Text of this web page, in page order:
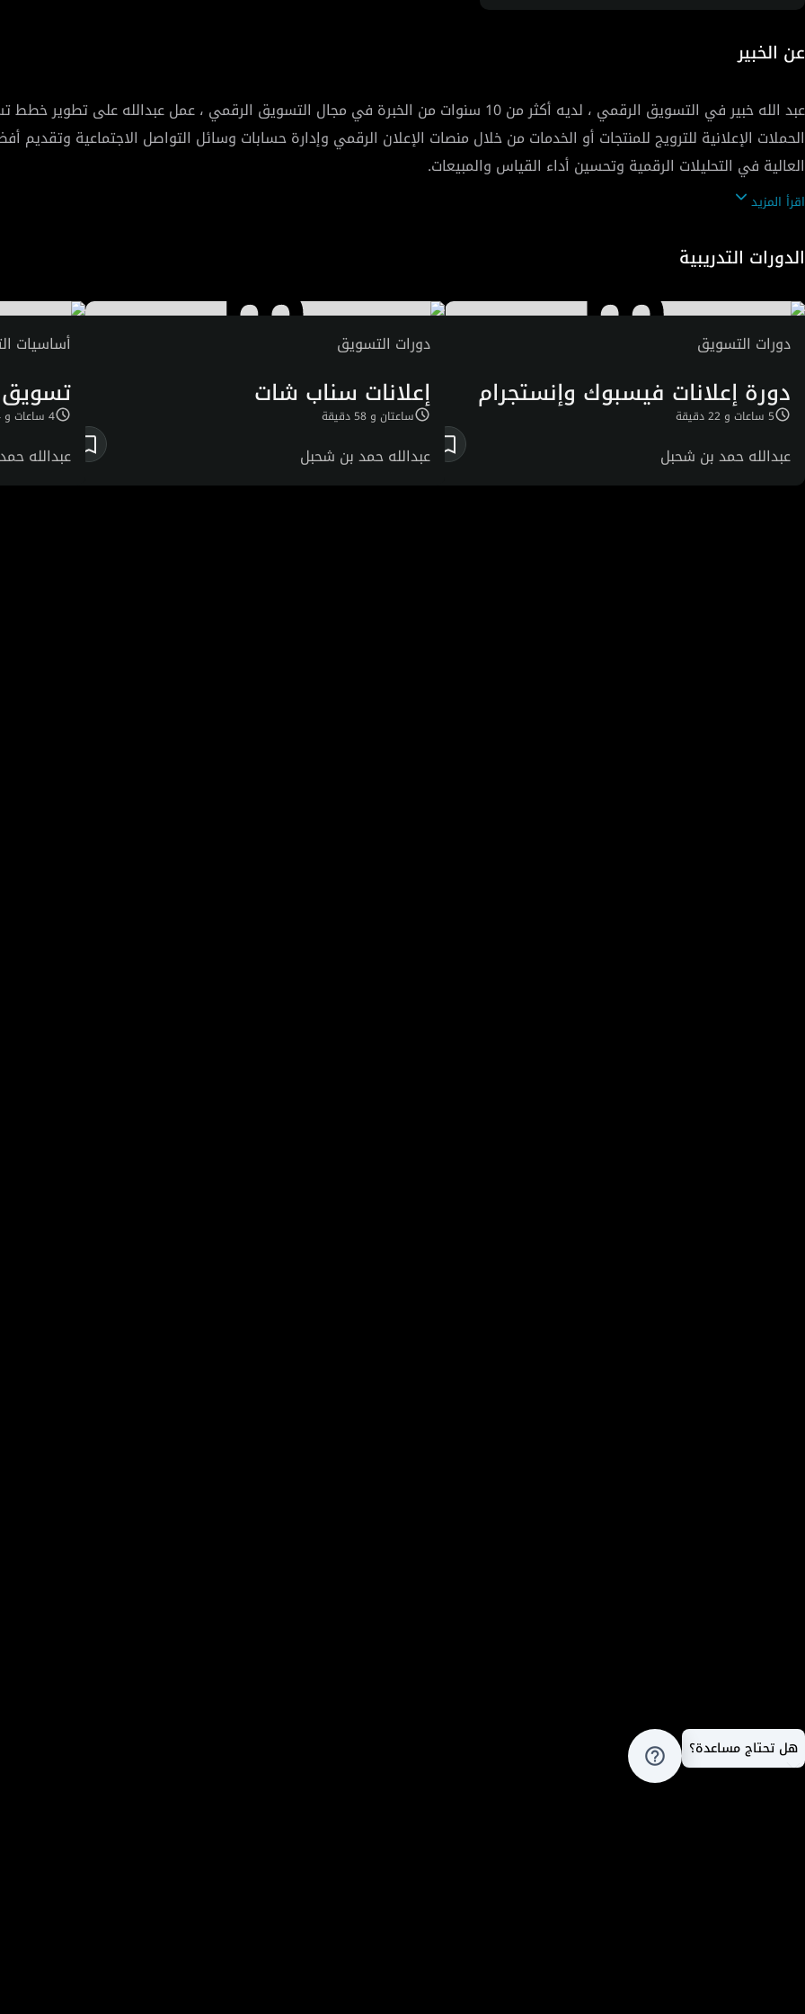
عن الخبير
عبد الله خبير في التسويق الرقمي ، لديه أكثر من 10 سنوات من الخبرة في مجال التسويق الرقمي ، عمل
الحملات الإعلانية للترويج للمنتجات أو الخدمات من خلال منصات الإعلان الرقمي وإدارة حسابات وسائل التواصل الاجتماعية وتقديم
العالية في التحليلات الرقمية وتحسين أداء القياس والمبيعات.
اقرأ المزيد
الدورات التدريبية
دورات التسويق
دورة إعلانات فيسبوك وإنستجرام
5 ساعات و 22 دقيقة
عبدالله حمد بن شحبل
دورات التسويق
إعلانات سناب شات
ساعتان و 58 دقيقة
عبدالله حمد بن شحبل
أساسيات
تسويق
4 ساعات و 44 دقيقة
عبدالله
هل تحتاج مساعدة؟ help_outline